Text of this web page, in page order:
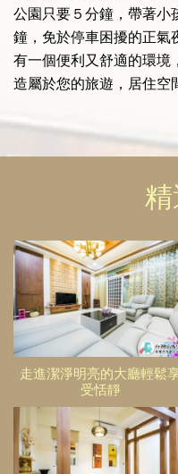
公園只要５分鐘，帶著小
鐘，免於停車困擾的正氣
有一個便利又舒適的環境
造屬於您的旅遊，居住空
走進潔淨明亮的大廳輕鬆
受恬靜